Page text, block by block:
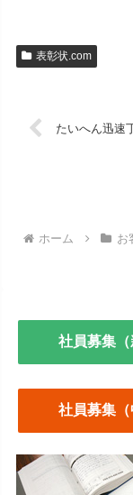
表彰状.com
たいへん迅速
ホーム お
社員募集（
社員募集（